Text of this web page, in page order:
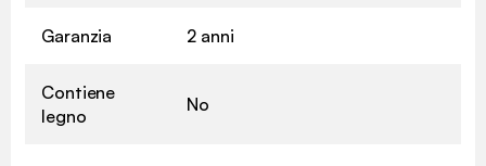
Garanzia 2 anni
Contiene
legno
No